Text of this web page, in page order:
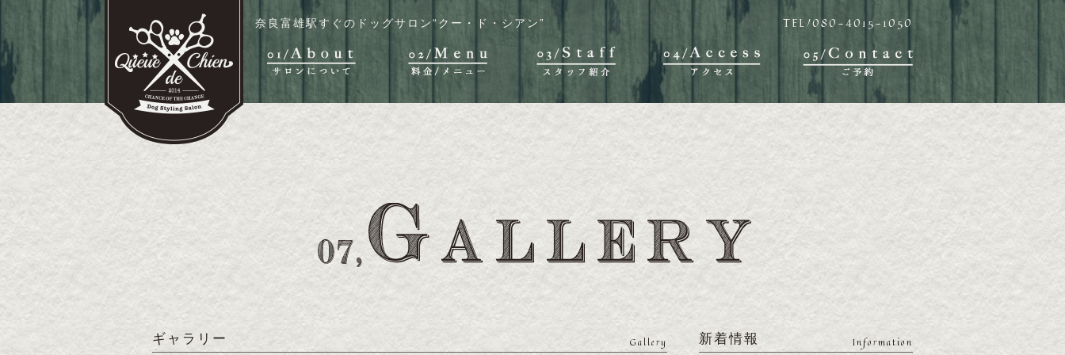
奈良富雄駅すぐのドッグサロン“クー・ド・シアン” TEL/080-4015-1050
ギャラリー Gallery 新着情報 Information